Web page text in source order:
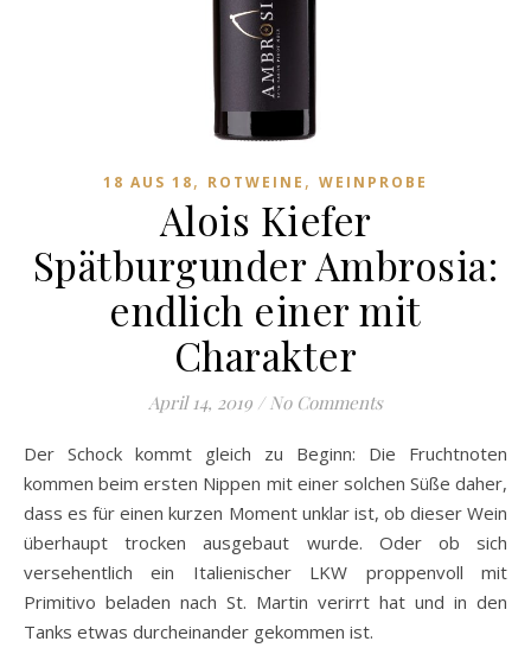
18 AUS 18, ROTWEINE , WEINPROBE
Alois Kiefer
Spätburgunder Ambrosia:
endlich einer mit
Charakter
April 14, 2019 / No Comments
Der Schock kommt gleich zu Beginn: Die Fruchtnoten
kommen beim ersten Nippen mit einer solchen Süße daher,
dass es für einen kurzen Moment unklar ist, ob dieser Wein
überhaupt trocken ausgebaut wurde. Oder ob sich
versehentlich ein Italienischer LKW proppenvoll mit
Primitivo beladen nach St. Martin verirrt hat und in den
Tanks etwas durcheinander gekommen ist.